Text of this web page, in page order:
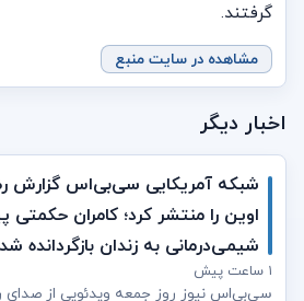
گرفتند.
مشاهده در سایت منبع
اخبار دیگر
شبکه آمریکایی سی‌بی‌‌اس گزارش
اوین را منتشر کرد؛ کامران حکمتی
شیمی‌درمانی به زندان بازگردانده شد
۱ ساعت پیش
سی‌بی‌اس نیوز روز جمعه ویدئویی از صدای